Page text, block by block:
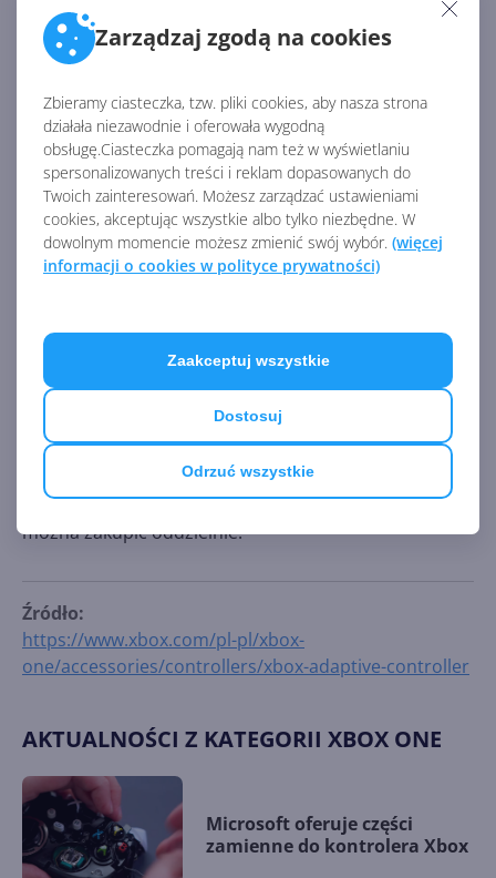
Zarządzaj zgodą na cookies
Zbieramy ciasteczka, tzw. pliki cookies, aby nasza strona
działała niezawodnie i oferowała wygodną
obsługę.Ciasteczka pomagają nam też w wyświetlaniu
spersonalizowanych treści i reklam dopasowanych do
Twoich zainteresowań. Możesz zarządzać ustawieniami
cookies, akceptując wszystkie albo tylko niezbędne. W
dowolnym momencie możesz zmienić swój wybór. (więcej
informacji o cookies w polityce prywatności)
Odrzuć wszystkie
Dostosuj
Zaakceptuj wszystkie
profile. Dzięki niej utworzysz wiele profili
kontrolerów i zyskasz możliwość natychmiastowego
przełączania się między trzema z nich za pomocą
wbudowanego przycisku profilu.
Co więcej, dowiadujemy się, że Adaptacyjny kontroler
Xbox będzie działał również na komputerach z
Windows 7 i Windows 8.1, choć tu jego funkcjonalność
będzie ograniczona (nie wiadomo jeszcze, w jaki
Adaptacyjny kontroler Xbox można już zamówić w
przedsprzedaży na stronie
. Cena na
polskim rynku wynosi 359,00 zł, a wysyłka rozpocznie
się jesienią tego roku. Warto pamiętać, że chodzi o
sam "koncentrator", czyli kontroler bazowy. Wszelkie
rozszerzenia (jak te widoczne na grafice) będzie
można zakupić oddzielnie.
Źródło:
https://www.xbox.com/pl-pl/xbox-
one/accessories/controllers/xbox-adaptive-controller
AKTUALNOŚCI Z KATEGORII XBOX ONE
Microsoft oferuje części
zamienne do kontrolera Xbox